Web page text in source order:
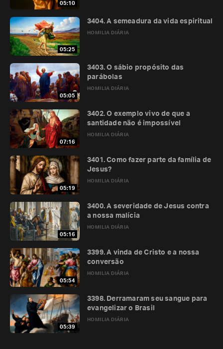
05:10
05:25
HOMILIA DIÁRIA
3404. A semeadura da vida espiritual
05:05
HOMILIA DIÁRIA
3403. O sábio propósito das
parábolas
07:16
HOMILIA DIÁRIA
3402. O exemplo vivo de que a
santidade não é impossível
05:19
HOMILIA DIÁRIA
3401. Como fazer parte da família de
Jesus?
05:16
HOMILIA DIÁRIA
3400. A severidade de Jesus contra
a nossa malícia
05:54
HOMILIA DIÁRIA
3399. A vinda de Cristo e a nossa
conversão
05:39
HOMILIA DIÁRIA
3398. Derramaram seu sangue para
evangelizar o Brasil